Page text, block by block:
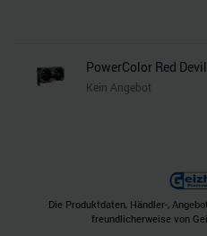
PowerColor Red
Kein Angebot
Die Produktdaten, Händler-,
freundlicherweise von